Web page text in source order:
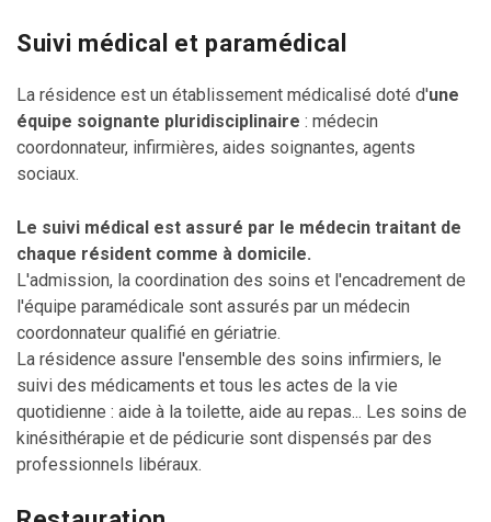
Suivi médical et paramédical
La résidence est un établissement médicalisé doté d'une
équipe soignante pluridisciplinaire : médecin
coordonnateur, infirmières, aides soignantes, agents
sociaux.
Le suivi médical est assuré par le médecin traitant de
chaque résident comme à domicile.
L'admission, la coordination des soins et l'encadrement de
l'équipe paramédicale sont assurés par un médecin
coordonnateur qualifié en gériatrie.
La résidence assure l'ensemble des soins infirmiers, le
suivi des médicaments et tous les actes de la vie
quotidienne : aide à la toilette, aide au repas... Les soins de
kinésithérapie et de pédicurie sont dispensés par des
professionnels libéraux.